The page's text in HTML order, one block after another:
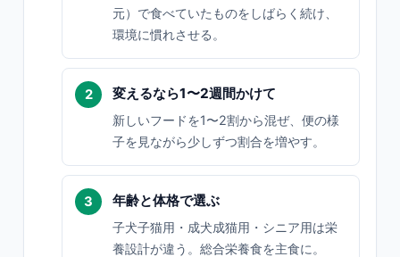
元）で食べていたものをしばらく続け、
環境に慣れさせる。
変えるなら1〜2週間かけて
新しいフードを1〜2割から混ぜ、便の様
子を見ながら少しずつ割合を増やす。
年齢と体格で選ぶ
子犬子猫用・成犬成猫用・シニア用は栄
養設計が違う。総合栄養食を主食に。